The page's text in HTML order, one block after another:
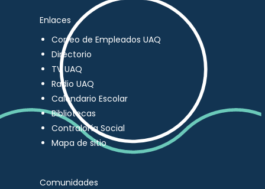
Enlaces
Correo de Empleados UAQ
Directorio
TV UAQ
Radio UAQ
Calendario Escolar
Bibliotecas
Contraloría Social
Mapa de sitio
Comunidades